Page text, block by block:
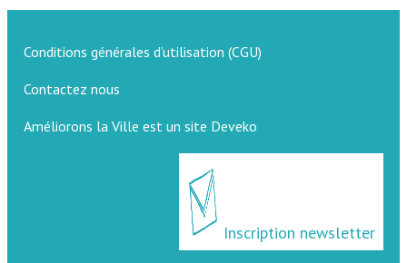
Conditions générales d’utilisation (CGU)
Contactez nous
Améliorons la Ville est un site Deveko
Inscription newsletter